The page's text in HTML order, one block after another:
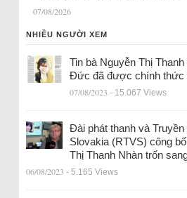
07/08/2026
NHIỀU NGƯỜI XEM
Tin bà Nguyễn Thị
Đức đã được chính thức
07/08/2023 - 15.067 Views
Đài phát thanh và
Slovakia (RTVS) công
Thị Thanh Nhàn trốn
06/08/2023 - 5.165 Views